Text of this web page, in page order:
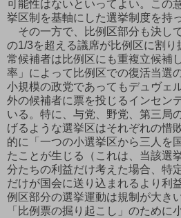
可能性はないといってよい。この
挙区制を基軸にした選挙制度を持
その一方で、比例区部分も決し
の1/3を超える議席が比例区に割り
常候補者は比例区にも重複立候補
率」によって比例区での復活当選
小規模の政党であってもデュヴェ
外の候補者に票を投じるインセン
いる。特に、与党、野党、第三局
げるような選挙区はそれぞれの惜
的に「一つの小選挙区から三人を
たことが生じる（これは、当該選
分たちの利益だけ考えた場合、特
だけが国会に送り込まれるより利
例区部分の選挙運動は規制が大き
「比例票の掘り起こし」のために